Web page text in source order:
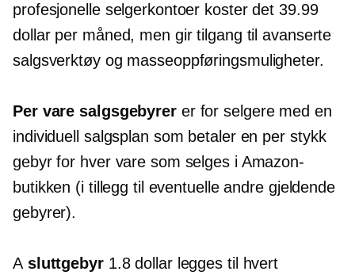
profesjonelle selgerkontoer koster det 39.99
dollar per måned, men gir tilgang til avanserte
salgsverktøy og masseoppføringsmuligheter.
Per vare salgsgebyrerer for selgere med en
individuell salgsplan som betaler en per stykk
gebyr for hver vare som selges i Amazon-
butikken (i tillegg til eventuelle andre gjeldende
gebyrer).
A sluttgebyr1.8 dollar legges til hvert